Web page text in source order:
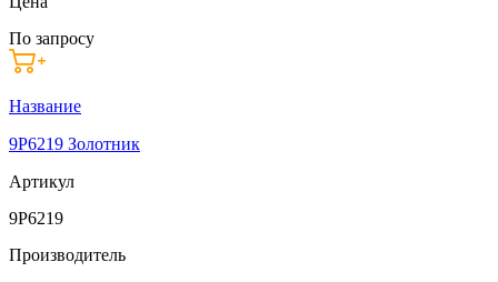
По запросу
Название
9P6219 Золотник
Артикул
9P6219
Производитель